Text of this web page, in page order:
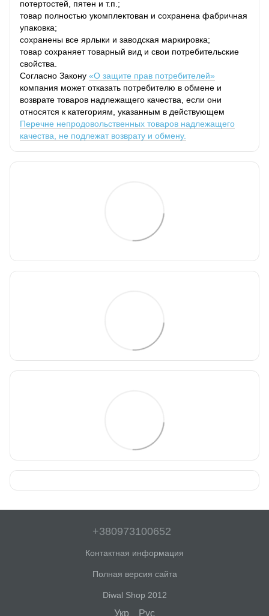
потертостей, пятен и т.п.;
товар полностью укомплектован и сохранена фабричная
упаковка;
сохранены все ярлыки и заводская маркировка;
товар сохраняет товарный вид и свои потребительские
свойства.
Согласно Закону «О защите прав потребителей»
компания может отказать потребителю в обмене и
возврате товаров надлежащего качества, если они
относятся к категориям, указанным в действующем
Перечне непродовольственных товаров надлежащего
качества, не подлежат возврату и обмену.
+380973100652
Контактная информация
Полная версия сайта
Diwal Shop 2012
Укр Рус